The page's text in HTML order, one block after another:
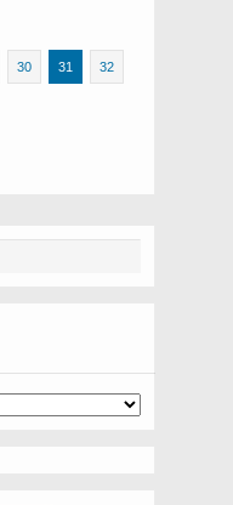
30 31 32